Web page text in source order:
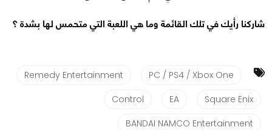
شاركنا رأيك في تلك القائمة وما هي اللعبة التي متحمس لها بشدة ؟
PC / PS4 / Xbox One
Remedy Entertainment
Square Enix
EA
Control
BANDAI NAMCO Entertainment